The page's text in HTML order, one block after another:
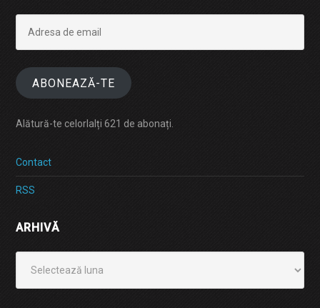
email
ABONEAZĂ-TE
Alătură-te celorlalți 621 de abonați.
Contact
RSS
ARHIVĂ